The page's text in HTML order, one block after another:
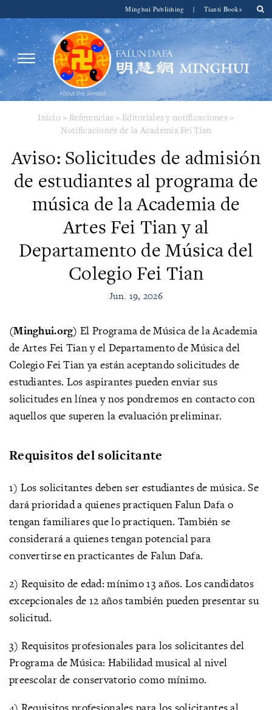
Minghui Publishing | Tianti Books
Inicio > Referencias > Editoriales y notificaciones >
Notificaciones de la Academia Fei Tian
Aviso: Solicitudes de admisión
de estudiantes al programa de
música de la Academia de
Artes Fei Tian y al
Departamento de Música del
Colegio Fei Tian
Jun. 19, 2026
(Minghui.org) El Programa de Música de la Academia
de Artes Fei Tian y el Departamento de Música del
Colegio Fei Tian ya están aceptando solicitudes de
estudiantes. Los aspirantes pueden enviar sus
solicitudes en línea y nos pondremos en contacto con
aquellos que superen la evaluación preliminar.
Requisitos del solicitante
1) Los solicitantes deben ser estudiantes de música. Se
dará prioridad a quienes practiquen Falun Dafa o
tengan familiares que lo practiquen. También se
considerará a quienes tengan potencial para
convertirse en practicantes de Falun Dafa.
2) Requisito de edad: mínimo 13 años. Los candidatos
excepcionales de 12 años también pueden presentar su
solicitud.
3) Requisitos profesionales para los solicitantes del
Programa de Música: Habilidad musical al nivel
preescolar de conservatorio como mínimo.